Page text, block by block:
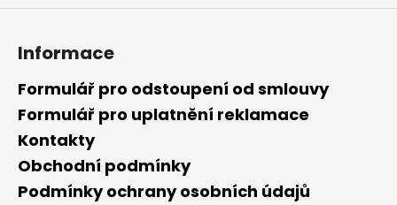
n
a
j
í
t
?
Informace
Formulář pro odstoupení od smlouvy
Formulář pro uplatnění reklamace
Kontakty
Obchodní podmínky
Podmínky ochrany osobních údajů